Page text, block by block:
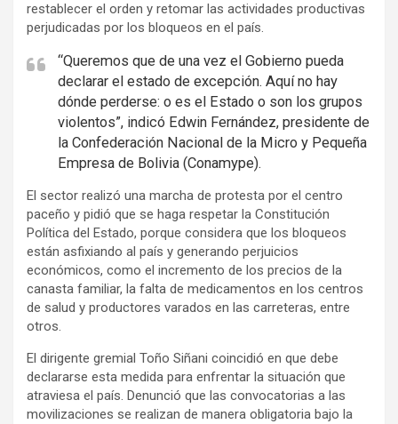
restablecer el orden y retomar las actividades productivas
perjudicadas por los bloqueos en el país.
“Queremos que de una vez el Gobierno pueda
declarar el estado de excepción. Aquí no hay
dónde perderse: o es el Estado o son los grupos
violentos”, indicó Edwin Fernández, presidente de
la Confederación Nacional de la Micro y Pequeña
Empresa de Bolivia (Conamype).
El sector realizó una marcha de protesta por el centro
paceño y pidió que se haga respetar la Constitución
Política del Estado, porque considera que los bloqueos
están asfixiando al país y generando perjuicios
económicos, como el incremento de los precios de la
canasta familiar, la falta de medicamentos en los centros
de salud y productores varados en las carreteras, entre
otros.
El dirigente gremial Toño Siñani coincidió en que debe
declararse esta medida para enfrentar la situación que
atraviesa el país. Denunció que las convocatorias a las
movilizaciones se realizan de manera obligatoria bajo la